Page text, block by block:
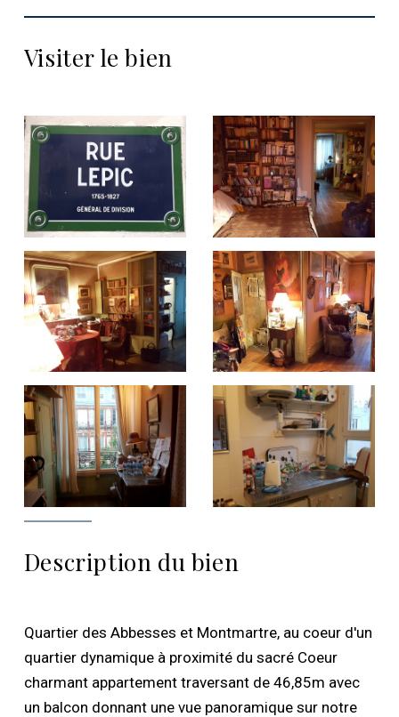
Visiter le bien
Description du bien
Quartier des Abbesses et Montmartre, au coeur d'un
quartier dynamique à proximité du sacré Coeur
charmant appartement traversant de 46,85m avec
un balcon donnant une vue panoramique sur notre